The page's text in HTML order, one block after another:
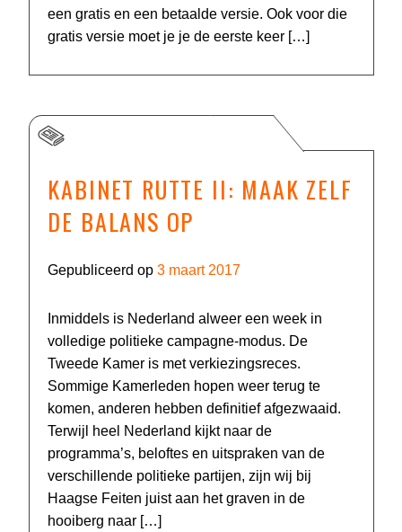
een gratis en een betaalde versie. Ook voor die
gratis versie moet je je de eerste keer […]
KABINET RUTTE II: MAAK ZELF
DE BALANS OP
Gepubliceerd op3 maart 2017
Inmiddels is Nederland alweer een week in
volledige politieke campagne-modus. De
Tweede Kamer is met verkiezingsreces.
Sommige Kamerleden hopen weer terug te
komen, anderen hebben definitief afgezwaaid.
Terwijl heel Nederland kijkt naar de
programma’s, beloftes en uitspraken van de
verschillende politieke partijen, zijn wij bij
Haagse Feiten juist aan het graven in de
hooiberg naar […]